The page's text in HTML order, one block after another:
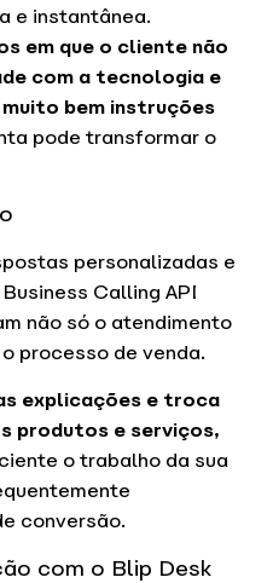
e instantânea.
em que o cliente não
com a tecnologia e
bem instruções
pode transformar o
personalizadas e
Calling API
não só o atendimento
processo de venda.
explicações e troca
produtos e serviços,
o trabalho da sua
conversão.
com o Blip Desk